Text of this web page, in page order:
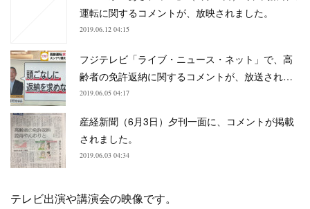
運転に関するコメントが、放映されました。
2019.06.12 04:15
フジテレビ「ライブ・ニュース・ネット」で、高
齢者の免許返納に関するコメントが、放送され…
2019.06.05 04:17
産経新聞（6月3日）夕刊一面に、コメントが掲載
されました。
2019.06.03 04:34
テレビ出演や講演会の映像です。